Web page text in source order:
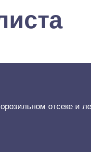
отсеке и